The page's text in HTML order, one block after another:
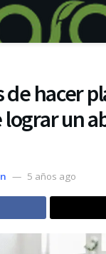
de hacer
lograr un
5 años ago